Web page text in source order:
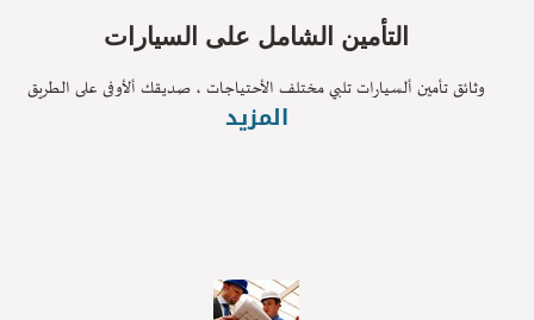
التأمين الشامل على السيارات
وثائق تأمين ألسيارات تلبي مختلف الأحتياجات ، صديقك ألأوفى على الطريق
المزيد